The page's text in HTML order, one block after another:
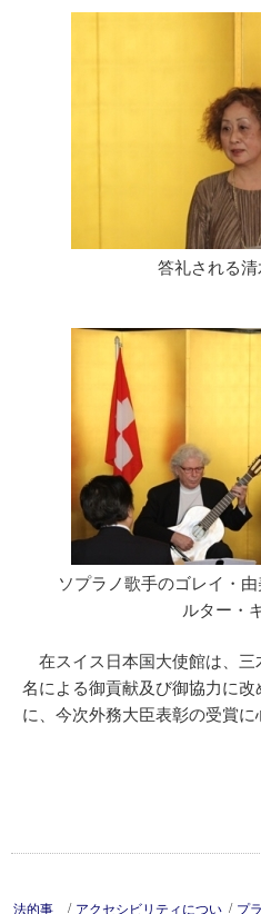
答礼される
ソプラノ歌手のゴレイ・
ルター・
在スイス日本国大使館は、三
名による御貢献及び御協力に
に、今次外務大臣表彰の受賞に
法的事 / アクセシビリティについ / プ